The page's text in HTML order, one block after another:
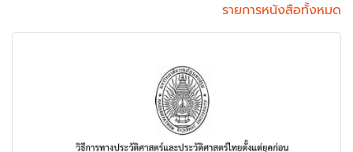
รายการหนังสือทั้งหมด